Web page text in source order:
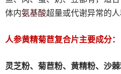
体内氨基酸超量或代谢异常的人
人参黄精菊苣复合片主要成分：
灵芝粉、 菊苣粉、 黄精粉、沙